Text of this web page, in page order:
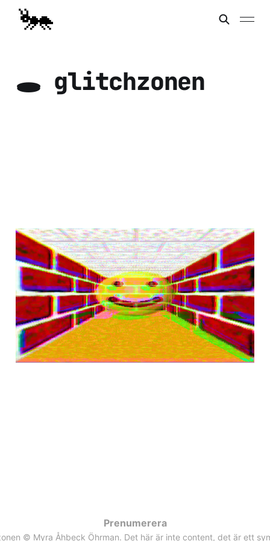
🕳 glitchzonen
🛠 Stötta
Glitchzonen: tre
sätt att vara med
17 jul 20254 min read
Prenumerera
© Myra Åhbeck Öhrman. Det här är inte content, det är ett